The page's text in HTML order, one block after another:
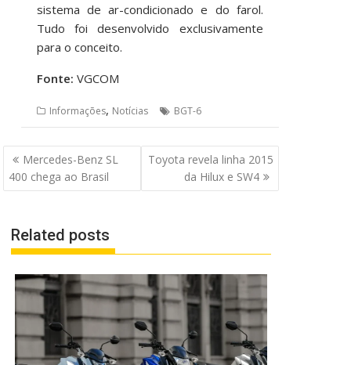
sistema de ar-condicionado e do farol.
Tudo foi desenvolvido exclusivamente
para o conceito.
Fonte: VGCOM
Informações, Notícias BGT-6
Navegação
de
Post
Mercedes-Benz SL
400 chega ao Brasil
Toyota revela linha 2015
da Hilux e SW4
Related posts